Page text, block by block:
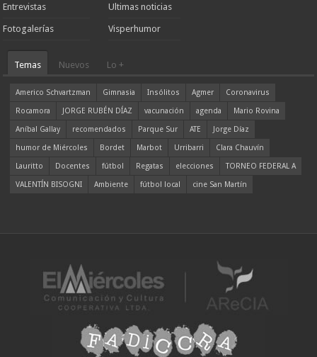
Entrevistas
Fotogalerías
Ultimas noticias
Visperhumor
Temas Nuevos Lo +
Americo Schvartzman Gimnasia Insólitos Agmer
Coronavirus
Rocamora
JORGE RUBÉN DÍAZ vacunación agenda
Mario Rovina
Aníbal Gallay
recomendados Parque Sur ATE
Jorge Díaz
humor de Miércoles
Bordet Marbot Urribarri
Clara Chauvín
Lauritto
Docentes fútbol Regatas elecciones
TORNEO FEDERAL A
VALENTÍN BISOGNI
Ambiente fútbol local cine San Martín